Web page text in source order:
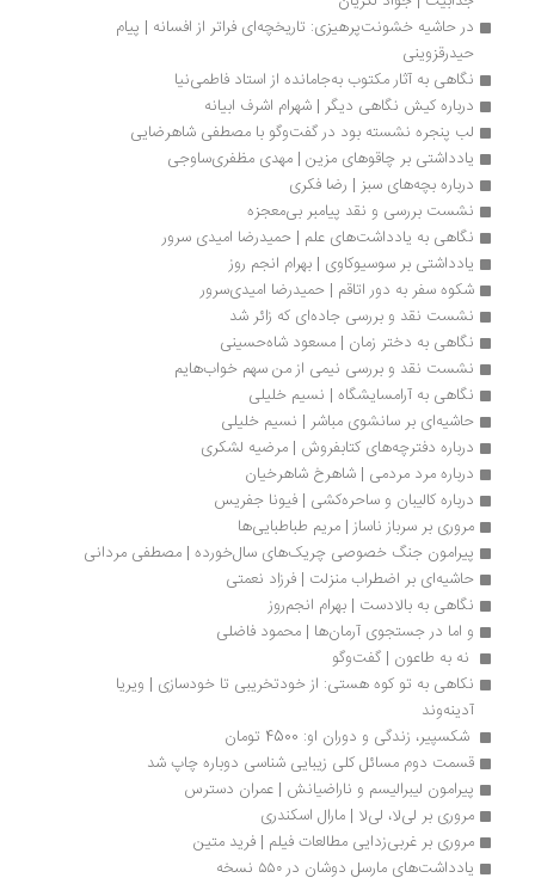
در حاشیه خشونت‌پرهیزی: تاریخچه‌ای فراتر از افسانه | پیام
حیدرقزوینی
نگاهی به آثار مکتوب به‌جامانده از استاد فاطمی‌نیا
درباره کیش نگاهی دیگر | شهرام اشرف ابیانه
لب پنجره نشسته بود در گفت‌وگو با مصطفی شاهرضایی
یادداشتی بر چاقوهای مزین | مهدی مظفری‌ساوجی
درباره بچه‌های سبز | رضا فکری
نشست بررسی و نقد پیامبر بی‌معجزه
نگاهی به یادداشت‌های علم | حمیدرضا امیدی سرور
یادداشتی بر سوسیوکاوی | بهرام انجم روز
شکوه سفر به دور اتاقم | حمیدرضا امیدی‌سرور
نشست نقد و بررسی جاده‌ای که زائر شد
نگاهی به دختر زمان | مسعود شاه‏‌حسینی
نشست نقد و بررسی نیمی از من سهم خواب‌هایم
نگاهی به آرامسایشگاه | نسیم خلیلی
حاشیه‌ای بر سانشوی مباشر | نسیم خلیلی
درباره دفترچه‌های کتابفروش | مرضیه لشکری
درباره مرد مردمی | شاهرخ شاهرخیان
درباره کالیبان و ساحره‌کشی | فیونا جفریس
مروری بر سرباز ناساز | مریم طباطبایی‌ها
پیرامون جنگ خصوصی چریک‌های سال‌خورده | مصطفی مردانی
حاشیه‌ای بر اضطراب منزلت | فرزاد نعمتی
نگاهی به بالادست | بهرام انجم‌روز
و اما در جستجوی آرمان‌ها | محمود فاضلی
نه به طاعون | گفت‌وگو
نکاهی به تو کوه هستی: از خودتخریبی تا خودسازی | ویریا
آدینه‌وند
شکسپیر، زندگی و دوران او: 4500 تومان
قسمت دوم مسائل کلی زیبایی شناسی دوباره چاپ شد
پیرامون لیبرالیسم و ناراضیانش | عمران دسترس
مروری بر لی‌لا، لی‌لا | مارال اسکندری
مروری بر غربی‌زدایی مطالعات فیلم | فرید متین
یادداشت‌های مارسل دوشان در ۵۵۰ نسخه